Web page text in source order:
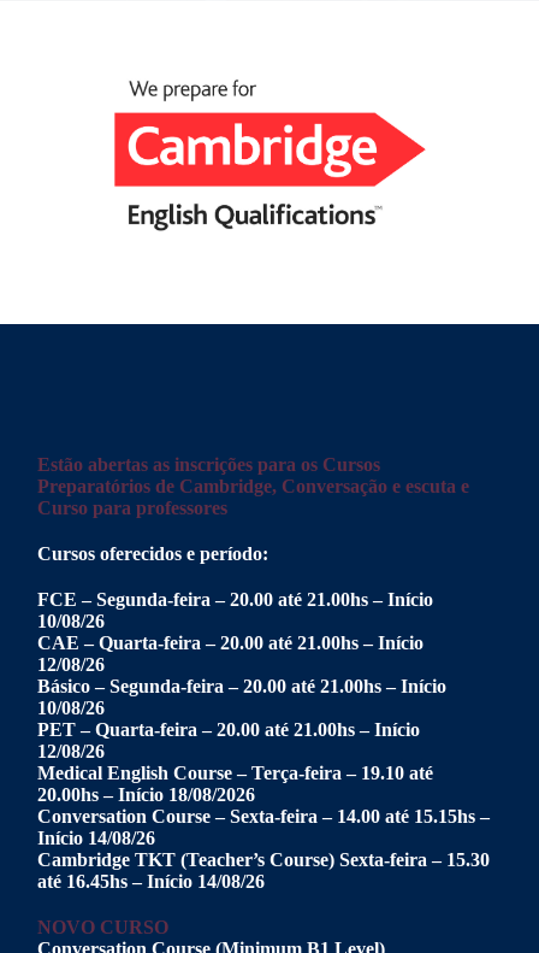
Estão abertas as inscrições para os Cursos
Preparatórios de Cambridge, Conversação e escuta e
Curso para professores
Cursos oferecidos e período:
FCE – Segunda-feira – 20.00 até 21.00hs – Início
10/08/26
CAE – Quarta-feira – 20.00 até 21.00hs – Início
12/08/26
Básico – Segunda-feira – 20.00 até 21.00hs – Início
10/08/26
PET – Quarta-feira – 20.00 até 21.00hs – Início
12/08/26
Medical English Course – Terça-feira – 19.10 até
20.00hs – Início 18/08/2026
Conversation Course – Sexta-feira – 14.00 até 15.15hs –
Início 14/08/26
Cambridge TKT (Teacher’s Course) Sexta-feira – 15.30
até 16.45hs – Início 14/08/26
NOVO CURSO
Conversation Course (Minimum B1 Level)